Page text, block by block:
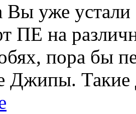
Вы уже
ПЕ на
пора бы
Джипы. Такие